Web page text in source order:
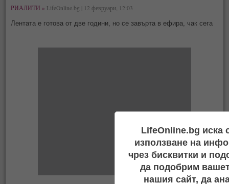
РИАЛИТИ » LifeOnline.bg | 12 февруари, 12:03
Лентата е готова от две години, но се завърта в ефира, чак сега
LifeOnline.bg иска
използване на
чрез бисквитки и
да подобрим
нашия сайт, да